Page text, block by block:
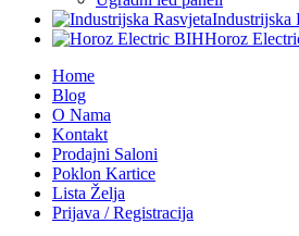
Industrijska
Horoz
Home
Blog
O Nama
Kontakt
Prodajni Saloni
Poklon Kartice
Lista Želja
Prijava / Registracija